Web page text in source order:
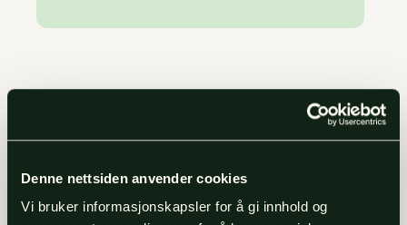
Denne nettsiden anvender cookies
Vi bruker informasjonskapsler for å gi innhold og
Siste arbeider